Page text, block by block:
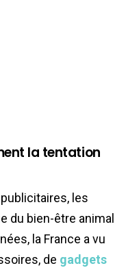
la tentation
les
du bien-être animal
la France a vu
de gadgets